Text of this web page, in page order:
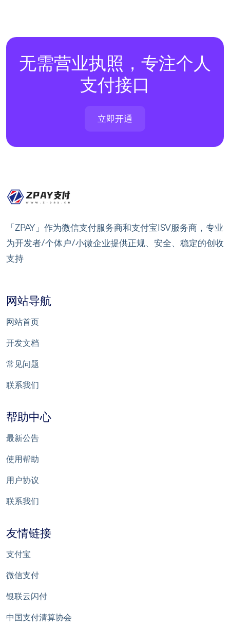
无需营业执照，专注个人
支付接口
立即开通
「ZPAY」作为微信支付服务商和支付宝ISV服务商，专业
为开发者/个体户/小微企业提供正规、安全、稳定的创收
支持
网站导航
网站首页
开发文档
常见问题
联系我们
帮助中心
最新公告
使用帮助
用户协议
联系我们
友情链接
支付宝
微信支付
银联云闪付
中国支付清算协会